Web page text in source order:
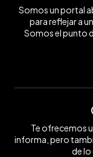
Somos un portal
para reflejar a
Somos el punto
Te ofrecemos
informa, pero
de lo